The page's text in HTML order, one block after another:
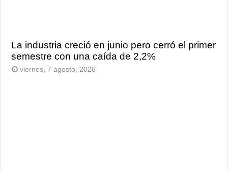
La industria creció en junio pero cerró el primer
semestre con una caída de 2,2%
viernes, 7 agosto, 2026